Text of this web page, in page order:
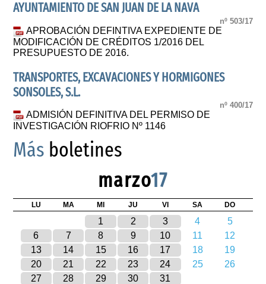
AYUNTAMIENTO DE SAN JUAN DE LA NAVA
nº 503/17
APROBACIÓN DEFINTIVA EXPEDIENTE DE
MODIFICACIÓN DE CRÉDITOS 1/2016 DEL
PRESUPUESTO DE 2016.
TRANSPORTES, EXCAVACIONES Y HORMIGONES
SONSOLES, S.L.
nº 400/17
ADMISIÓN DEFINITIVA DEL PERMISO DE
INVESTIGACIÓN RIOFRIO Nº 1146
Más boletines
marzo17
LU MA MI JU VI SA DO
1 2 3 4
5
6
7 8 9 10 11
12
13
14 15 16 17 18
19
20
21 22 23 24 25
26
27
28 29 30 31